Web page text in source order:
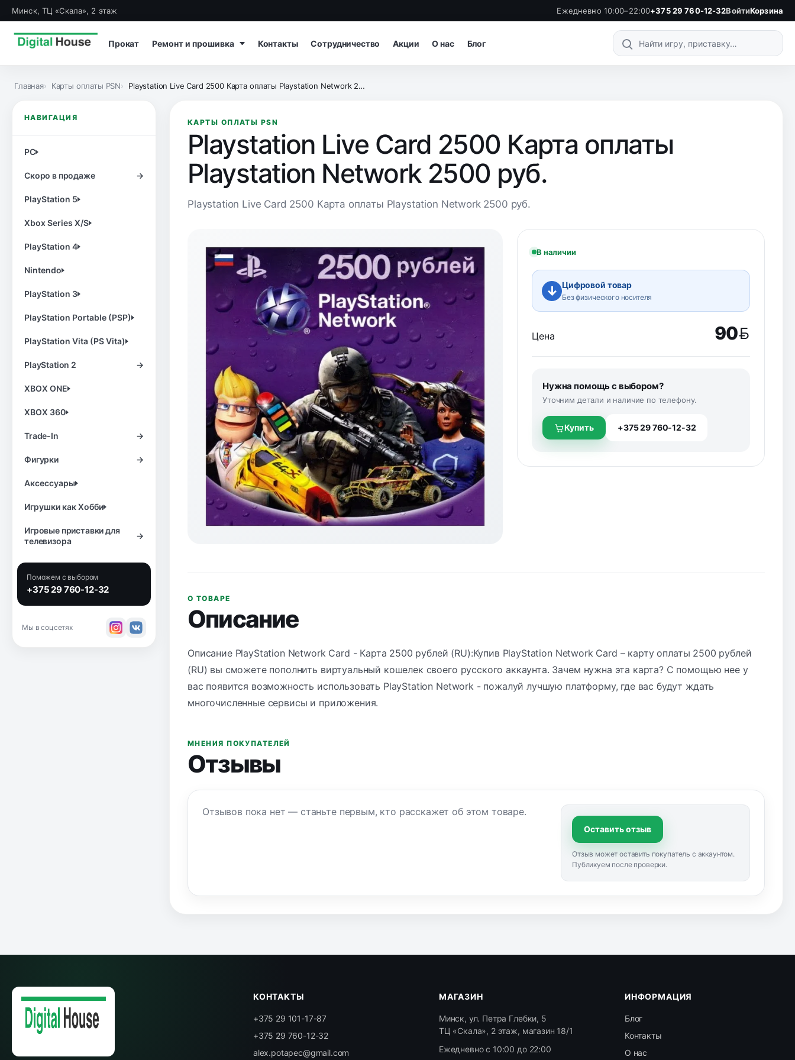
Минск, ТЦ «Скала», 2 этаж Ежедневно 10:00–22:00+375 29 760-12-32ВойтиКорзина
Прокат Ремонт и прошивка Контакты Сотрудничество Акции О нас Блог
Поиск по каталогу
Главная Карты оплаты PSN Playstation Live Card 2500 Карта оплаты Playstation Network 2500 руб.
НАВИГАЦИЯ
PC
Скоро в продаже →
PlayStation 5
Xbox Series X/S
PlayStation 4
Nintendo
PlayStation 3
PlayStation Portable (PSP)
PlayStation Vita (PS Vita)
PlayStation 2 →
XBOX ONE
XBOX 360
Trade-In →
Фигурки →
Аксессуары
Игрушки как Хобби
Игровые приставки для
телевизора
→
Поможем с выбором
+375 29 760-12-32
Мы в соцсетях
КАРТЫ ОПЛАТЫ PSN
Playstation Live Card 2500 Карта оплаты
Playstation Network 2500 руб.
Playstation Live Card 2500 Карта оплаты Playstation Network 2500 руб.
В наличии
↓ Цифровой товар
Без физического носителя
Цена 90
BYN
Нужна помощь с выбором?
Уточним детали и наличие по телефону.
Купить +375 29 760-12-32
О ТОВАРЕ
Описание
Описание PlayStation Network Card - Карта 2500 рублей (RU):Купив PlayStation Network Card – карту оплаты 2500 рублей
(RU) вы сможете пополнить виртуальный кошелек своего русского аккаунта. Зачем нужна эта карта? С помощью нее у
вас появится возможность использовать PlayStation Network - пожалуй лучшую платформу, где вас будут ждать
многочисленные сервисы и приложения.
МНЕНИЯ ПОКУПАТЕЛЕЙ
Отзывы
Отзывов пока нет — станьте первым, кто расскажет об этом товаре.
Оставить отзыв
Отзыв может оставить покупатель с аккаунтом.
Публикуем после проверки.
КОНТАКТЫ
+375 29 101-17-87
+375 29 760-12-32
alex.potapec@gmail.com
МАГАЗИН
Минск, ул. Петра Глебки, 5
ТЦ «Скала», 2 этаж, магазин 18/1
Ежедневно с 10:00 до 22:00
ИНФОРМАЦИЯ
Блог
Контакты
О нас